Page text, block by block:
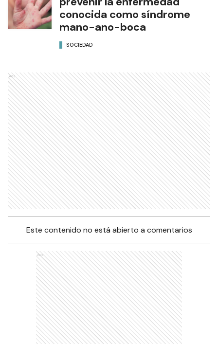
conocida como síndrome
mano-ano-boca
SOCIEDAD
Ads
Este contenido no está abierto a comentarios
Ads